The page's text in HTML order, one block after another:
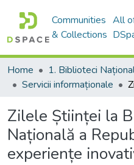
Communities
& Collections
All
Home 1. Biblioteci
Servicii informaționale
Zilele Științei la
Națională a
experiențe